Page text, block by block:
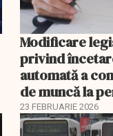
Modificare
privind
automată a
de muncă la
23 FEBRUARIE 2026
EXCLUSIV